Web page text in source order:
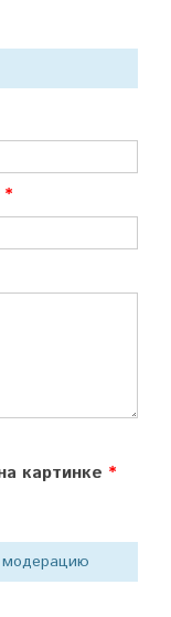
картинке
модерацию